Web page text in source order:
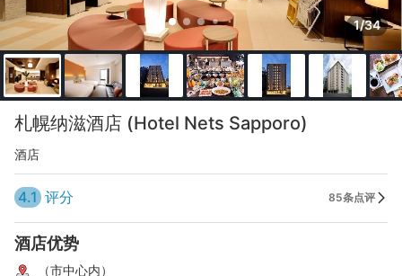
1/34
札幌纳滋酒店 (Hotel Nets Sapporo)
酒店
4.1 评分 85条点评
酒店优势
（市中心内）